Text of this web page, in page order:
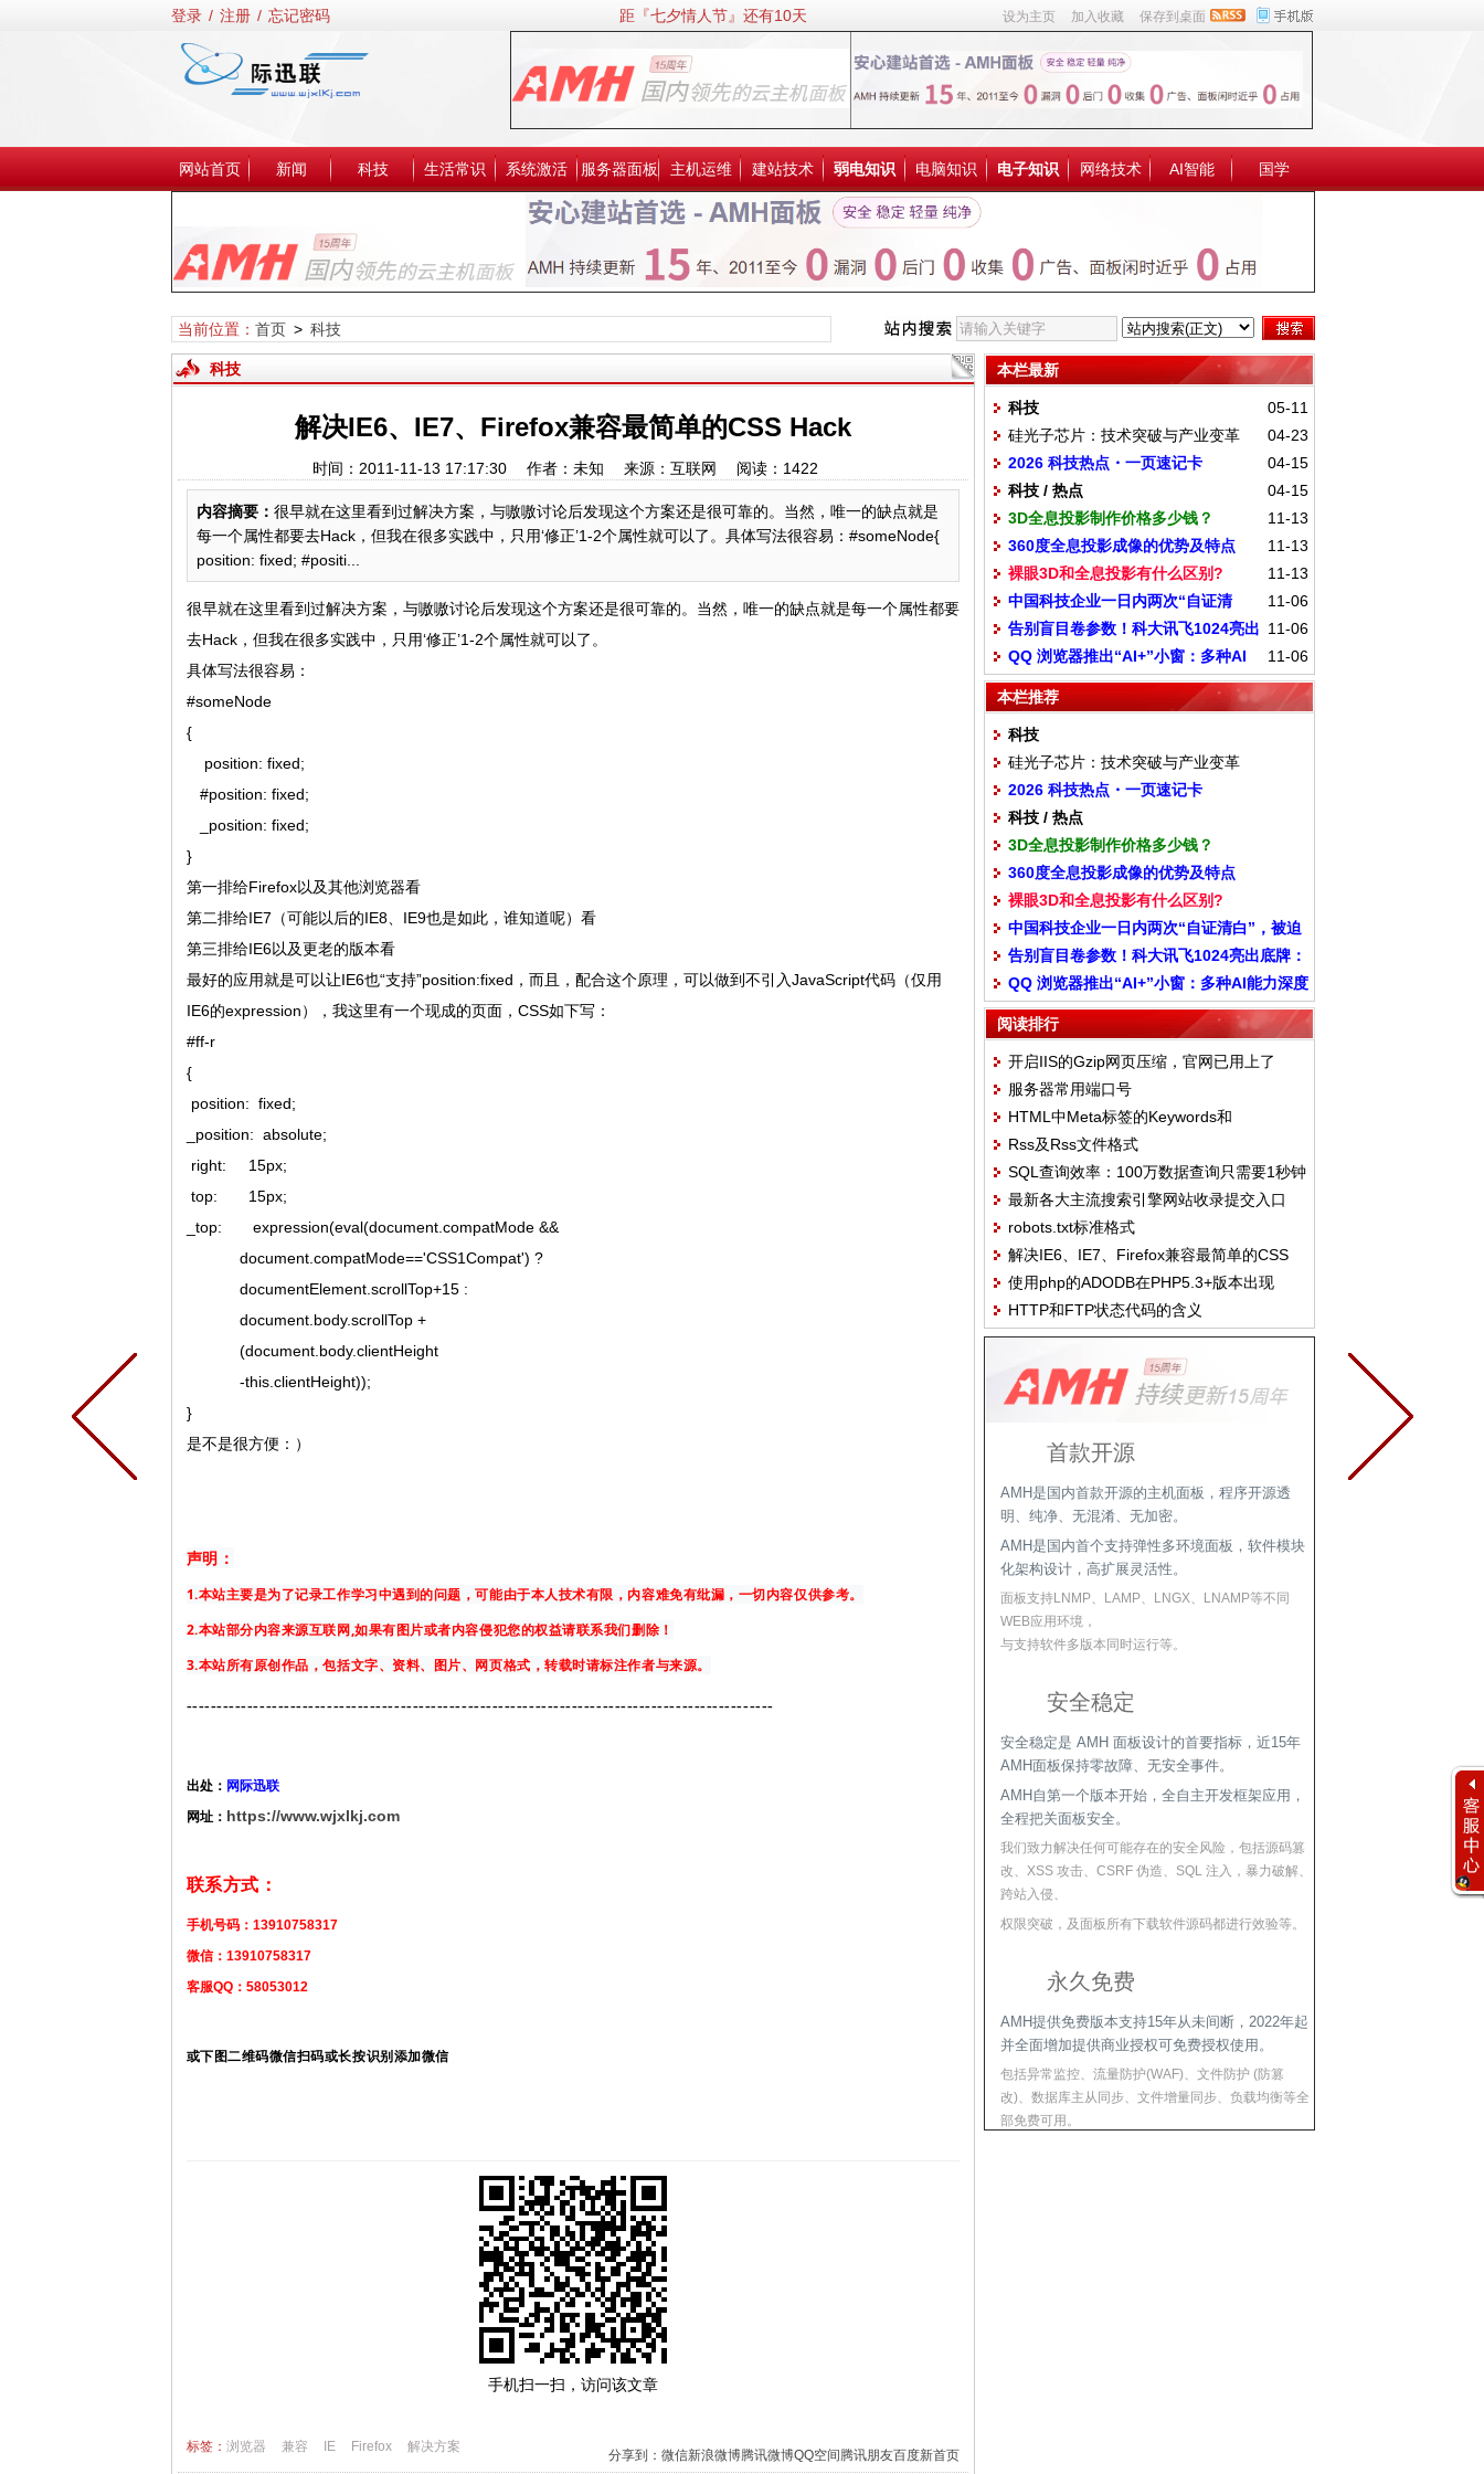
登录 / 注册 / 忘记密码 设为主页 加入收藏 保存到桌面
距『七夕情人节』还有10天
网站首页 新闻 科技 生活常识 系统激活 服务器面板 主机运维 建站技术 弱电知识 电脑知识 电子知识 网络技术 AI智能 国学
当前位置： 首页> 科技
科技
解决IE6、IE7、Firefox兼容最简单的CSS Hack
时间：2011-11-13 17:17:30 作者：未知 来源：互联网 阅读： 1422
内容摘要： 很早就在这里看到过解决方案，与嗷嗷讨论后发现这个方案还是很可靠的。当然，唯一的缺点就是
每一个属性都要去Hack，但我在很多实践中，只用‘修正’1-2个属性就可以了。具体写法很容易：#someNode{
position: fixed; #positi...
很早就在这里看到过解决方案，与嗷嗷讨论后发现这个方案还是很可靠的。当然，唯一的缺点就是每一个属性都要
去Hack，但我在很多实践中，只用‘修正’1-2个属性就可以了。
具体写法很容易：
#someNode
{
position: fixed;
#position: fixed;
_position: fixed;
}
第一排给Firefox以及其他浏览器看
第二排给IE7（可能以后的IE8、IE9也是如此，谁知道呢）看
第三排给IE6以及更老的版本看
最好的应用就是可以让IE6也“支持”position:fixed，而且，配合这个原理，可以做到不引入JavaScript代码（仅用
IE6的expression），我这里有一个现成的页面，CSS如下写：
#ff-r
{
position: fixed;
_position: absolute;
right: 15px;
top: 15px;
_top: expression(eval(document.compatMode &&
document.compatMode=='CSS1Compat') ?
documentElement.scrollTop+15 :
document.body.scrollTop +
(document.body.clientHeight
-this.clientHeight));
}
是不是很方便：）
声明：
1.本站主要是为了记录工作学习中遇到的问题，可能由于本人技术有限，内容难免有纰漏，一切内容仅供参考。
2.本站部分内容来源互联网,如果有图片或者内容侵犯您的权益请联系我们删除！
3.本站所有原创作品，包括文字、资料、图片、网页格式，转载时请标注作者与来源。
------------------------------------------------------------------------------------------------
出处： 网际迅联
网址： https://www.wjxlkj.com
联系方式：
手机号码：13910758317
微信：13910758317
客服QQ：58053012
或下图二维码微信扫码或长按识别添加微信
手机扫一扫，访问该文章
标签： 浏览器 兼容 IE Firefox 解决方案
分享到： 微信新浪微博腾讯微博QQ空间 腾讯朋友百度新首页
本栏最新
05-11
科技
04-23
硅光子芯片：技术突破与产业变革
04-15
2026 科技热点・一页速记卡
04-15
科技 / 热点
11-13
3D全息投影制作价格多少钱？
11-13
360度全息投影成像的优势及特点
11-13
裸眼3D和全息投影有什么区别?
11-06
中国科技企业一日内两次“自证清
白”，被迫剪开了机器人的腿
11-06
告别盲目卷参数！科大讯飞1024亮出
底牌：all in“更懂你”
11-06
QQ 浏览器推出“AI+”小窗：多种AI
能力深度融入浏览场景
本栏推荐
科技
硅光子芯片：技术突破与产业变革
2026 科技热点・一页速记卡
科技 / 热点
3D全息投影制作价格多少钱？
360度全息投影成像的优势及特点
裸眼3D和全息投影有什么区别?
中国科技企业一日内两次“自证清白”，被迫
剪开了机器人的腿
告别盲目卷参数！科大讯飞1024亮出底牌：
all in“更懂你”
QQ 浏览器推出“AI+”小窗：多种AI能力深度
融入浏览场景
阅读排行
开启IIS的Gzip网页压缩，官网已用上了
服务器常用端口号
HTML中Meta标签的Keywords和
Description独特见解
Rss及Rss文件格式
SQL查询效率：100万数据查询只需要1秒钟
最新各大主流搜索引擎网站收录提交入口
（2011.10.14）
robots.txt标准格式
解决IE6、IE7、Firefox兼容最简单的CSS
Hack
使用php的ADODB在PHP5.3+版本出现
Class 'VARIANT' not found错误的解决方案
HTTP和FTP状态代码的含义
首款开源
AMH是国内首款开源的主机面板，程序开源透
明、纯净、无混淆、无加密。
AMH是国内首个支持弹性多环境面板，软件模块
化架构设计，高扩展灵活性。
面板支持LNMP、LAMP、LNGX、LNAMP等不同
WEB应用环境，
与支持软件多版本同时运行等。
安全稳定
安全稳定是 AMH 面板设计的首要指标，近15年
AMH面板保持零故障、无安全事件。
AMH自第一个版本开始，全自主开发框架应用，
全程把关面板安全。
我们致力解决任何可能存在的安全风险，包括源码篡
改、XSS 攻击、CSRF 伪造、SQL 注入，暴力破解、
跨站入侵、
权限突破，及面板所有下载软件源码都进行效验等。
永久免费
AMH提供免费版本支持15年从未间断，2022年起
并全面增加提供商业授权可免费授权使用。
包括异常监控、流量防护(WAF)、文件防护 (防篡
改)、数据库主从同步、文件增量同步、负载均衡等全
部免费可用。